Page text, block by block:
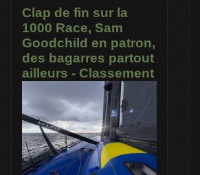
Clap de fin sur la
1000 Race, Sam
Goodchild en patron,
des bagarres partout
ailleurs - Classement